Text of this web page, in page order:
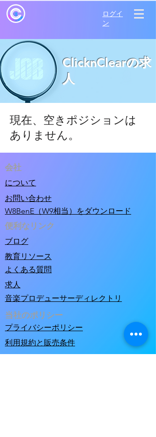
ログイ
ン
ClicknClearの求
人
現在、空きポジションは
ありません。
会社
について
お問い合わせ
便利なリンク
ブログ
教育リソース
よくある質問
求人
音楽プロデューサーディレクトリ
当社のポリシー
プライバシーポリシー
利用規約と販売条件
W8BenE（W9相当）をダウンロード